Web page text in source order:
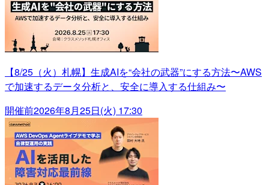
【8/25（火）札幌】生成AIを“会社の武器”にする方法〜AWS
で加速するデータ分析と、安全に導入する仕組み〜
開催前2026年8月25日(火) 17:30